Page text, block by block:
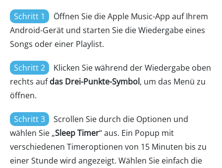
Schritt 1
Öffnen Sie die Apple Music-App auf Ihrem
Android-Gerät und starten Sie die Wiedergabe eines
Songs oder einer Playlist.
Schritt 2
Klicken Sie während der Wiedergabe oben
rechts aufdas Drei-Punkte-Symbol, um das Menü zu
öffnen.
Schritt 3
Scrollen Sie durch die Optionen und
wählen Sie „Sleep Timer“ aus. Ein Popup mit
verschiedenen Timeroptionen von 15 Minuten bis zu
einer Stunde wird angezeigt. Wählen Sie einfach die